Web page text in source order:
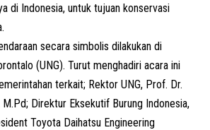
di Indonesia, untuk tujuan konservasi
secara simbolis dilakukan di
(UNG). Turut menghadiri acara ini
terkait; Rektor UNG, Prof. Dr.
M.Pd; Direktur Eksekutif Burung Indonesia,
Toyota Daihatsu Engineering